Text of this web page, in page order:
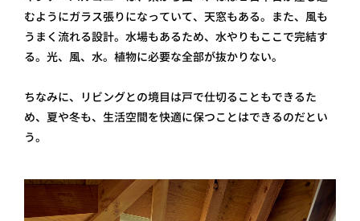
むようにガラス張りになっていて、天窓もある。また、風も
うまく流れる設計。水場もあるため、水やりもここで完結す
る。光、風、水。植物に必要な全部が抜かりない。
ちなみに、リビングとの境目は戸で仕切ることもできるた
め、夏や冬も、生活空間を快適に保つことはできるのだとい
う。